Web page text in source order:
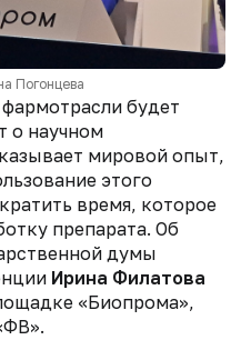
Погонцева
будет
о научном
мировой опыт,
этого
время, которое
препарата. Об
думы
Ирина Филатова
«Биопрома»,